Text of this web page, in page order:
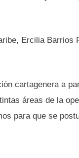
Ercilia
cartagenera a
áreas de la
para que se